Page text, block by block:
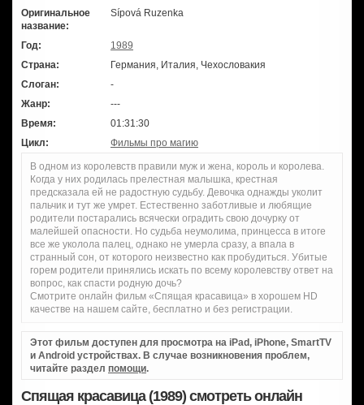
Оригинальное
название:
Sípová Ruzenka
Год:
1989
Страна:
Германия, Италия, Чехословакия
Слоган:
-
Жанр:
---
Время:
01:31:30
Цикл:
Фильмы про магию
В одном из королевств правили муж и жена, король и королева.
Когда у них родилась прелестная малышка, крестная
предсказала ей не радостную судьбу. Девочка однажды уколит
пальчик и тут же умрет. Естественно заботливые и любящие
родители постарались всячески оградить свою дочурку от
малейшей опасности. Но судьба неумолима, принцесса в итоге
все же уколола палец, однако не умерла сразу, а впала в
странный сон, от которого неизвестно как пробудиться. Убитые
горем родители принялись искать по всему королевству ответ на
вопрос, как спасти родную дочь?
Смотрите онлайн фильм «Спящая красавица» в хорошем HD
качестве на нашем сайте, бесплатно и без регистрации.
Этот фильм доступен для просмотра на iPad, iPhone, SmartTV
и Android устройствах. В случае возникновения проблем,
читайте раздел помощи.
Спящая красавица (1989) смотреть онлайн